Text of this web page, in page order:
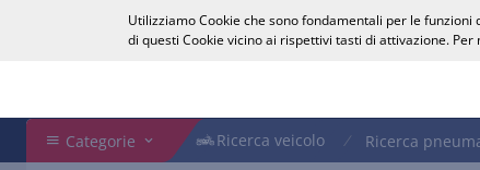
Categorie Ricerca veicolo Ricerca
Utilizziamo Cookie che sono fondamentali per le
di questi Cookie vicino ai rispettivi tasti di attivazione.